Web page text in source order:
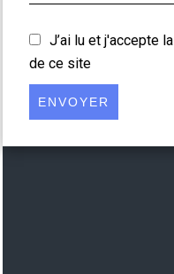
J’ai lu et j'accepte la
de ce site
ENVOYER